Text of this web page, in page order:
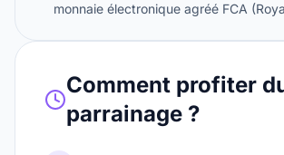
Comment profiter
parrainage ?
monnaie électronique agréé FCA